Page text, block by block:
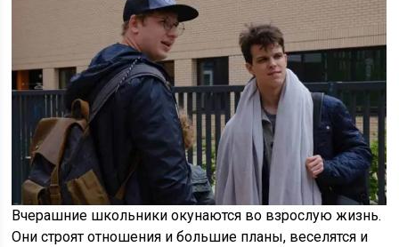
Вчерашние школьники окунаются во взрослую жизнь.
Они строят отношения и большие планы, веселятся и